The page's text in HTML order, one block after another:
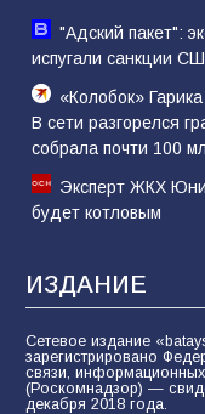
"Адский пакет":
испугали санкции
«Колобок»
В сети разгорелся
собрала почти 100
Эксперт ЖКХ
будет котловым
ИЗДАНИЕ
Сетевое издание
зарегистрировано
связи,
(Роскомнадзор) —
декабря 2018 года.